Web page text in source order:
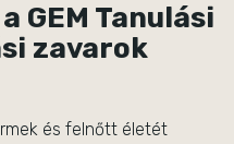
GEM Tanulási
zavarok
és felnőtt életét